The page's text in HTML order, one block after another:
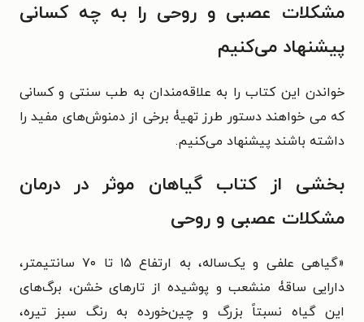
مشکلات عصبی و روحی را به چه کسانی
پیشنهاد می‌کنیم
خواندن این کتاب را به علاقه‌مندان به طب سنتی و کسانی
که می خواهند دستور طرز تهیۀ برخی از دمنوش‌های مفید را
داشته باشند پیشنهاد می‌کنیم.
بخشی از کتاب گیاهان موثر در درمان
مشکلات عصبی و روحی
«گیاهی علفی و یک‌ساله، به ارتفاع ۱۵ تا ۷۰ سانتیمتر،
دارايی ساقۀ منشعب و پوشیده از تارهای خشن، برگ‌های
این گیاه نسبتاً بزرگ و چین‌خورده به رنگ سبز تیره،